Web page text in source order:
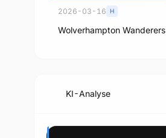
2026-03-16 H
Wolverhampton Wanderers
KI-Analyse